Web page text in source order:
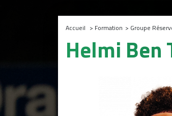
Accueil > Formation > Groupe
Helmi Ben